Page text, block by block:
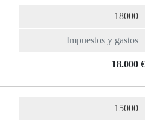
18.000 €